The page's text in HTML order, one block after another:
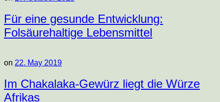
Für eine gesunde Entwicklung:
Folsäurehaltige Lebensmittel
on 22. May 2019
Im Chakalaka-Gewürz liegt die Würze
Afrikas